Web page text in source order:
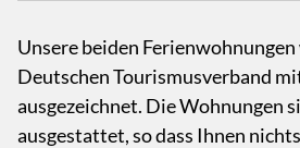
Unsere beiden
Deutschen Tourismusverband
ausgezeichnet. Die Wohnungen
ausgestattet, so dass Ihnen